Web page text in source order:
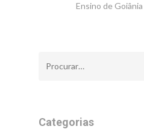
Ensino de Goiânia
Categorias